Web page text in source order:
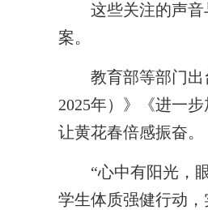
这些关注的声音
案。
教育部等部门出
2025年）》《进一
让黄花春倍感振奋。
“心中有阳光，眼
学生体质强健行动，